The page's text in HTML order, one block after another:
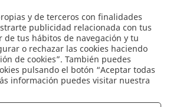
y de terceros con finalidades
publicidad relacionada con tus
tus hábitos de navegación y tu
o rechazar las cookies haciendo
de cookies”. También puedes
pulsando el botón “Aceptar todas
información puedes visitar nuestra
0
> Disfraces de Mujer